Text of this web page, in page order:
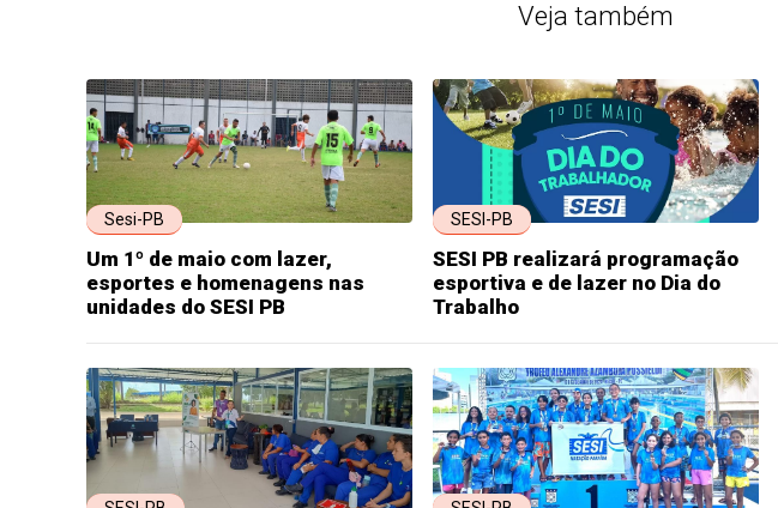
Veja também
Sesi-PB
Um 1º de maio com lazer,
esportes e homenagens nas
unidades do SESI PB
SESI-PB
SESI PB realizará programação
esportiva e de lazer no Dia do
Trabalho